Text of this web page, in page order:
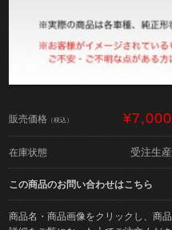
販売価格 （税込） ¥7,000
在庫状態 受注生産
この商品のお問い合わせはこちら
商品名・商品画像をクリックし、商品